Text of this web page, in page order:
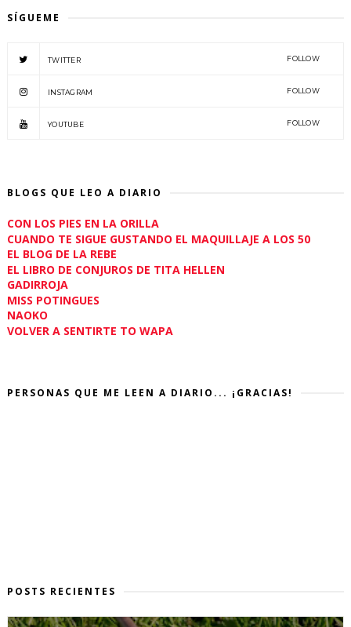
SÍGUEME
TWITTER FOLLOW
INSTAGRAM FOLLOW
YOUTUBE FOLLOW
BLOGS QUE LEO A DIARIO
CON LOS PIES EN LA ORILLA
CUANDO TE SIGUE GUSTANDO EL MAQUILLAJE A LOS 50
EL BLOG DE LA REBE
EL LIBRO DE CONJUROS DE TITA HELLEN
GADIRROJA
MISS POTINGUES
NAOKO
VOLVER A SENTIRTE TO WAPA
PERSONAS QUE ME LEEN A DIARIO... ¡GRACIAS!
POSTS RECIENTES